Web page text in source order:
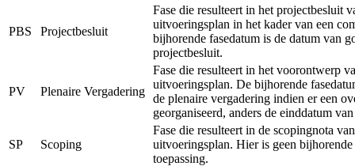
PBS Projectbesluit
Fase die resulteert in het projectbesluit
uitvoeringsplan in het kader van een
bijhorende fasedatum is de datum van
projectbesluit.
PV Plenaire Vergadering
Fase die resulteert in het voorontwerp
uitvoeringsplan. De bijhorende
de plenaire vergadering indien er een
georganiseerd, anders de einddatum
SP Scoping
Fase die resulteert in de scopingnota
uitvoeringsplan. Hier is geen bijhorende
toepassing.